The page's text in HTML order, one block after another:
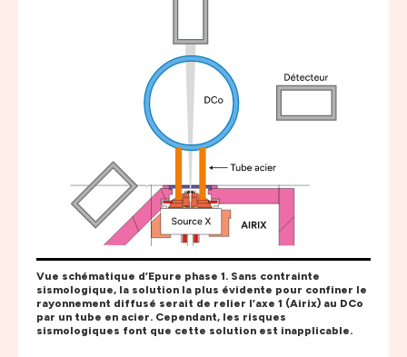
Vue schématique d’Epure phase 1. Sans contrainte
sismologique, la solution la plus évidente pour confiner le
rayonnement diffusé serait de relier l’axe 1 (Airix) au DCo
par un tube en acier. Cependant, les risques
sismologiques font que cette solution est inapplicable.